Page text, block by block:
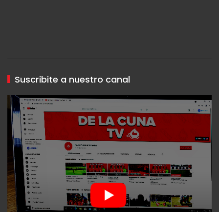
Suscribite a nuestro canal